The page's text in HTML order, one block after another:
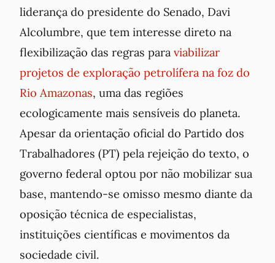
liderança do presidente do Senado, Davi
Alcolumbre, que tem interesse direto na
flexibilização das regras para viabilizar
projetos de exploração petrolífera na foz do
Rio Amazonas, uma das regiões
ecologicamente mais sensíveis do planeta.
Apesar da orientação oficial do Partido dos
Trabalhadores (PT) pela rejeição do texto, o
governo federal optou por não mobilizar sua
base, mantendo-se omisso mesmo diante da
oposição técnica de especialistas,
instituições científicas e movimentos da
sociedade civil.